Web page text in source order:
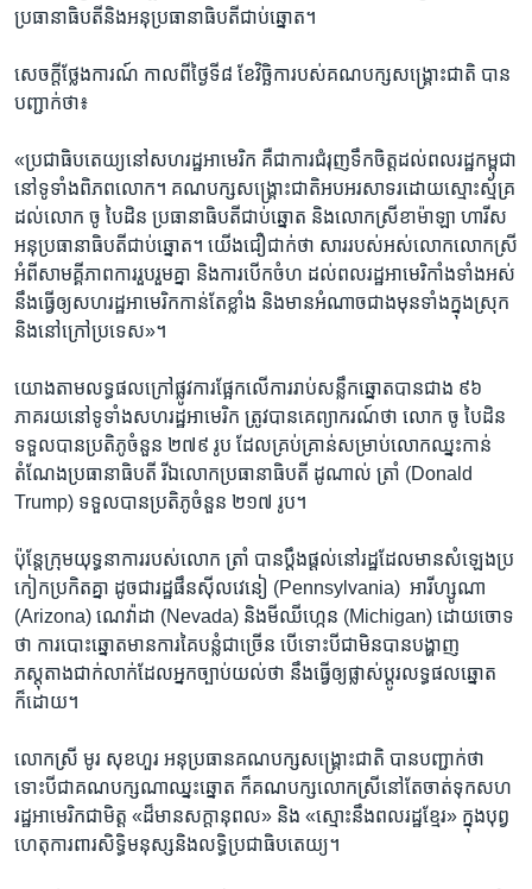
ប្រធានាធិបតី​និង​អនុប្រធានាធិបតី​ជាប់ឆ្នោត។​
សេចក្តី​ថ្លែងការណ៍​ កាលពី​ថ្ងៃទី៨ ​ខែវិច្ឆិកា​របស់​គណបក្ស​សង្គ្រោះជាតិ ​បាន​
បញ្ជាក់ថា៖
«ប្រជាធិបតេយ្យ​នៅ​សហរដ្ឋ​អាមេរិក​ គឺជា​ការជំរុញ​ទឹកចិត្ត​ដល់​ពលរដ្ឋ​កម្ពុជា​
នៅ​ទូទាំង​ពិភពលោក​។ គណបក្ស​សង្គ្រោះជាតិ​អបអរ​សាទរ​ដោយ​ស្មោះស្ម័គ្រ​
ដល់​លោក ចូ បៃដិន ​ប្រធានា​ធិប​តី​ជាប់ឆ្នោត​ និង​លោកស្រី​ខាម៉ាឡា ហារីស
អនុប្រធានាធិបតី​ជាប់ឆ្នោត​។ យើងជឿជាក់​ថា​ សាររបស់​អស់​លោក​លោកស្រី​
អំពី​សាមគ្គីភាព​ការរួបរួមគ្នា​ និង​ការបើកចំហ ដល់​ពលរដ្ឋ​អាមេរិកាំង​ទាំង​អស់​
នឹង​ធ្វើ​ឲ្យ​សហរដ្ឋ​អាមេរិក​កាន់តែ​ខ្លាំង​ និង​មាន​អំណាច​ជាងមុនទាំងក្នុងស្រុក​
និង​នៅ​ក្រៅ​ប្រ​ទេស»។
យោងតាម​លទ្ធផល​ក្រៅផ្លូវការ​ផ្អែកលើ​ការរាប់សន្លឹកឆ្នោតបាន​ជាង ​៩៦
ភាគរយ​នៅទូទាំង​សហរដ្ឋ​អាមេរិក​ ត្រូវ​បាន​គេ​ព្យាករណ៍​ថា ​លោក ​ចូ បៃដិន​
ទទួលបាន​ប្រតិភូ​ចំនួន​ ២៧៩ រូប ដែល​គ្រប់គ្រាន់​សម្រាប់​លោកឈ្នះ​កាន់
តំណែង​ប្រធានាធិបតី រីឯលោក​ប្រធានាធិបតី ដូណាល់ ត្រាំ (Donald
Trump) ទទួលបាន​ប្រតិភូ​ចំនួន​ ២១៧ រូប។
ប៉ុន្តែ​ក្រុមយុទ្ធនាការ​របស់​លោក​ ត្រាំ ​បាន​ប្តឹងផ្តល់​នៅរដ្ឋ​ដែល​មាន​សំឡេង​ប្រ
កៀក​ប្រកិត​គ្នា​ ដូចជារដ្ឋផឹនស៊ីលវេនៀ (Pennsylvania) ​ អារីហ្សូណា
(Arizona)​ ណេវ៉ាដា (Nevada) ​និង​មីឈីហ្កេន (Michigan)​ ដោយចោទ​
ថា​ ការបោះឆ្នោត​មានការគៃ​បន្លំ​ជាច្រើន​ បើទោះបីជា​មិន​បាន​បង្ហាញ​
ភស្តុតាង​ជាក់លាក់​ដែល​អ្នកច្បាប់យល់ថា ​នឹងធ្វើ​ឲ្យ​ផ្លាស់ប្តូរ​លទ្ធផលឆ្នោត​
ក៏ដោយ។
លោក​ស្រី មូរ សុខហួរ​ អនុប្រធាន​គណបក្ស​សង្គ្រោះជាតិ បាន​បញ្ជាក់​ថា​
ទោះបី​ជាគណបក្ស​ណា​ឈ្នះឆ្នោត​ ក៏​គណបក្ស​លោកស្រីនៅ​តែ​ចាត់​ទុក​សហ
រដ្ឋ​អាមេរិក​ជាមិត្ត​ «ដ៏មានសក្តានុពល» ​និង «ស្មោះ​នឹង​ពលរដ្ឋ​ខ្មែរ» ក្នុង​បុព្វ
ហេតុ​ការពារ​សិទ្ធិ​មនុស្ស​និង​លទ្ធិ​ប្រជាធិបតេយ្យ។